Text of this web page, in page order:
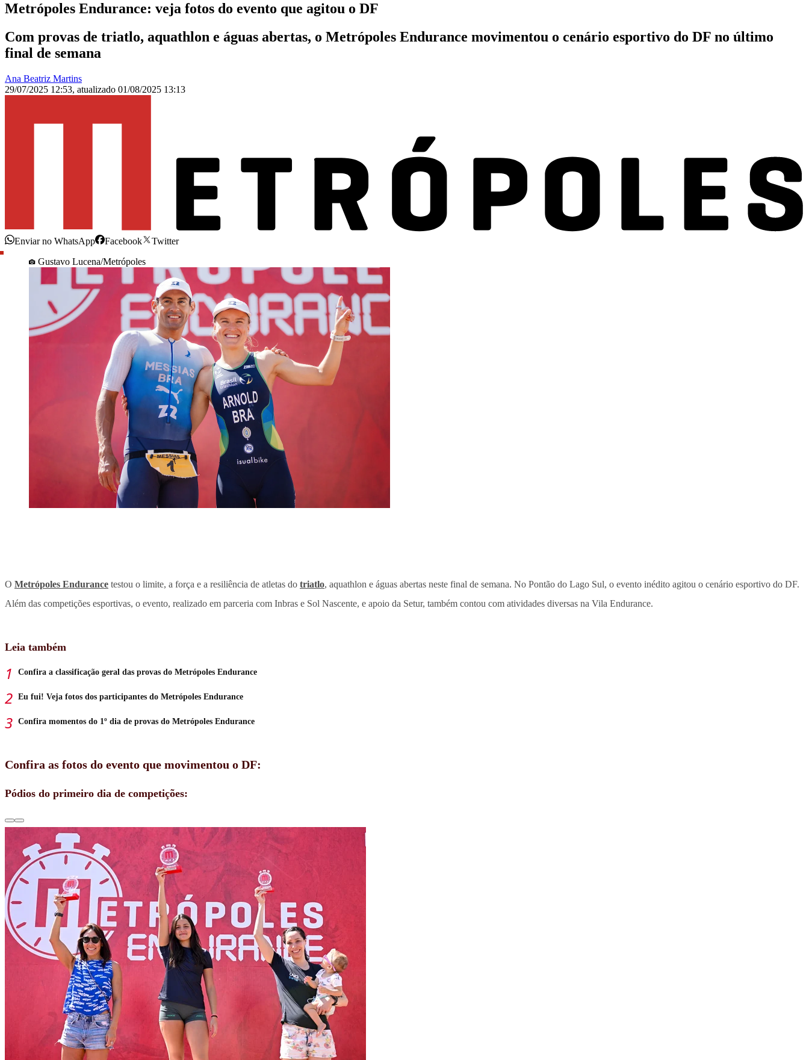
Metrópoles Endurance: veja fotos do evento que agitou o DF
Com provas de triatlo, aquathlon e águas abertas, o Metrópoles Endurance movimentou o cenário esportivo do DF no último
final de semana
Ana Beatriz Martins
29/07/2025 12:53, atualizado 01/08/2025 13:13
Enviar no WhatsApp Facebook
Twitter
Gustavo Lucena/Metrópoles
O Metrópoles Endurance testou o limite, a força e a resiliência de atletas do triatlo, aquathlon e águas abertas neste final de semana. No Pontão do Lago Sul, o evento inédito agitou o cenário esportivo do DF.
Além das competições esportivas, o evento, realizado em parceria com Inbras e Sol Nascente, e apoio da Setur, também contou com atividades diversas na Vila Endurance.
Leia também
Confira a classificação geral das provas do Metrópoles Endurance
Eu fui! Veja fotos dos participantes do Metrópoles Endurance
Confira momentos do 1º dia de provas do Metrópoles Endurance
Confira as fotos do evento que movimentou o DF:
Pódios do primeiro dia de competições: